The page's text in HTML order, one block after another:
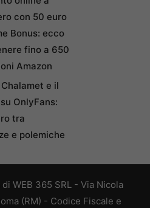
con 50 euro
Bonus: ecco
fino a 650
Amazon
e il
OnlyFans:
tra
e polemiche
WEB 365 SRL - Via Nicola
(RM) - Codice Fiscale e